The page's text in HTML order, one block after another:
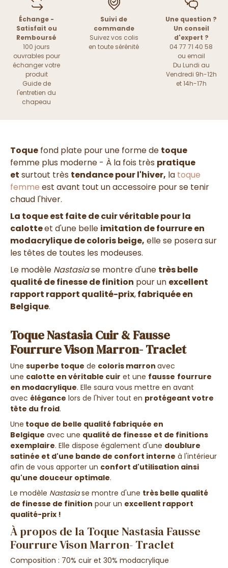
Échange -
Satisfait ou
Remboursé
100 jours
ouvrables pour
échanger votre
produit
Guide de
l'entretien du
chapeau
Suivi de
commande
Suivez vos colis
en toute sérénité
Une question ?
Un conseil
d'expert ?
04 77 71 40 58
ou email
Du Lundi au
Vendredi 9h-12h
et 14h-17h
Toque fond plate pour une forme de toque
femme plus moderne - À la fois très pratique
et surtout très tendance pour l'hiver, la toque
femme est avant tout un accessoire pour se tenir
chaud l'hiver.
La toque est faite de cuir véritable pour la
calotteet d'une belle imitation de fourrure en
modacrylique de coloris beige, elle se posera sur
les têtes de toutes les modeuses.
Le modèle Nastasiase montre d'une très belle
qualité de finesse de finition pour un excellent
rapport rapport qualité-prix,fabriquée en
Belgique.
Toque Nastasia Cuir & Fausse
Fourrure Vison Marron- Traclet
Une superbe toque de coloris marron avec
une calotte en véritable cuir et une fausse fourrure
en modacrylique. Elle saura vous mettre en avant
avec élégance lors de l'hiver tout en protégeant votre
tête du froid.
Une toque de belle qualité fabriquée en
Belgique avec une qualité de finesse et de finitions
exemplaire. Elle dispose également d'une doublure
satinée et d'une bande de confort interne à l'intérieur
afin de vous apporter un confort d'utilisation ainsi
qu'une douceur optimale.
Le modèle Nastasiase montre d'une très belle qualité
de finesse de finition pour un excellent rapport
qualité-prix !
À propos de la Toque Nastasia Fausse
Fourrure Vison Marron- Traclet
Composition : 70% cuir et 30% modacrylique